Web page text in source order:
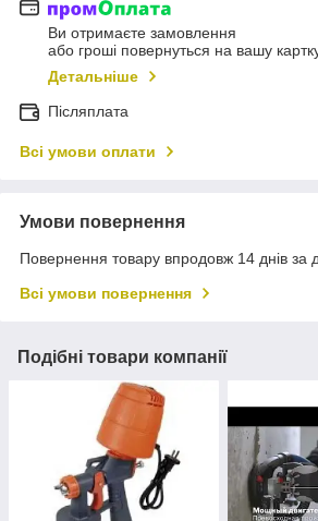
Ви отримаєте замовлення
або гроші повернуться на вашу
Детальніше
Післяплата
Всі умови оплати
Умови повернення
Повернення товару впродовж 14 днів за
Всі умови повернення
Подібні товари компанії